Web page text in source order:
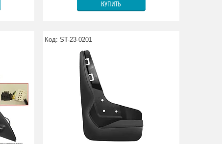
КУПИТЬ
ST-23-0201